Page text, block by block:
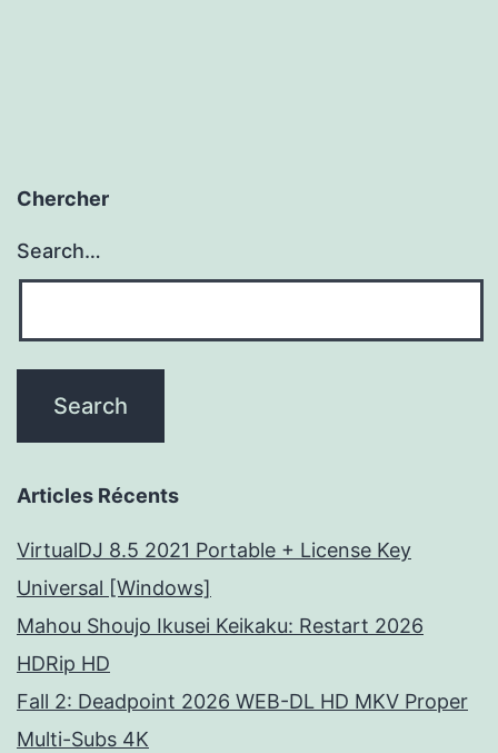
Chercher
Search…
Articles Récents
VirtualDJ 8.5 2021 Portable + License Key
Universal [Windows]
Mahou Shoujo Ikusei Keikaku: Restart 2026
HDRip HD
Fall 2: Deadpoint 2026 WEB-DL HD MKV Proper
Multi-Subs 4K